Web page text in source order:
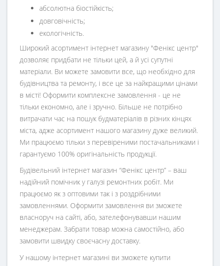
абсолютна біостійкість;
довговічність;
екологічність.
Широкий асортимент інтернет магазину "Фенікс центр"
дозволяє придбати не тільки цей, а й усі супутні
матеріали. Ви можете замовити все, що необхідно для
будівництва та ремонту, і все це за найкращими цінами
в місті! Оформити комплексне замовлення - це не
тільки економно, але і зручно. Більше не потрібно
витрачати час на пошук будматеріалів в різних кінцях
міста, адже асортимент нашого магазину дуже великий.
Ми працюємо тільки з перевіреними постачальниками і
гарантуємо 100% оригінальність продукції.
Будівельний інтернет магазин “Фенікс центр” – ваш
надійний помічник у галузі ремонтних робіт. Ми
працюємо як з оптовими так і з роздрібними
замовленнями. Оформити замовлення ви зможете
власноруч на сайті, або, зателефонувавши нашим
менеджерам. Забрати товар можна самостійно, або
замовити швидку своєчасну доставку.
У нашому інтернет магазині ви зможете купити